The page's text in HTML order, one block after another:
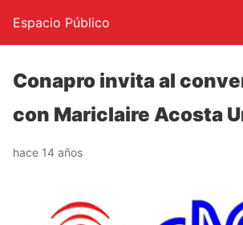
Espacio Público
Conapro invita al
con Mariclaire Acosta
hace 14 años